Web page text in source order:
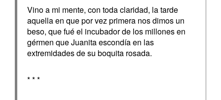
Vino a mi mente, con toda claridad, la tarde
aquella en que por vez primera nos dimos un
beso, que fué el incubador de los millones en
gérmen que Juanita escondía en las
extremidades de su boquita rosada.
* * *